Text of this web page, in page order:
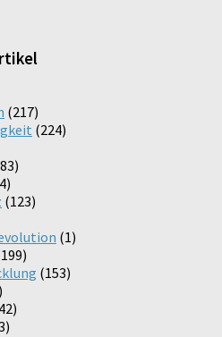
(217)
(224)
(123)
(1)
(153)